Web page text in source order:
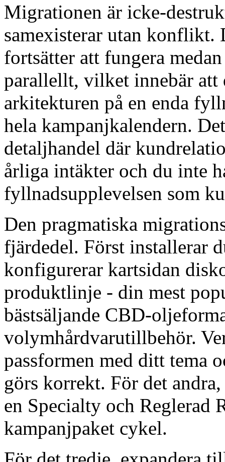
Migrationen är icke-
samexisterar utan
fortsätter att fungera
parallellt, vilket innebär att
arkitekturen på en enda
hela kampanjkalendern.
detaljhandel där
årliga intäkter och du inte
fyllnadsupplevelsen som
Den pragmatiska
fjärdedel. Först installerar
konfigurerar kartsidan
produktlinje - din mest
bästsäljande CBD-
volymhårdvarutillbehör.
passformen med ditt tema
görs korrekt. För det
en Specialty och Reglerad
kampanjpaket cykel.